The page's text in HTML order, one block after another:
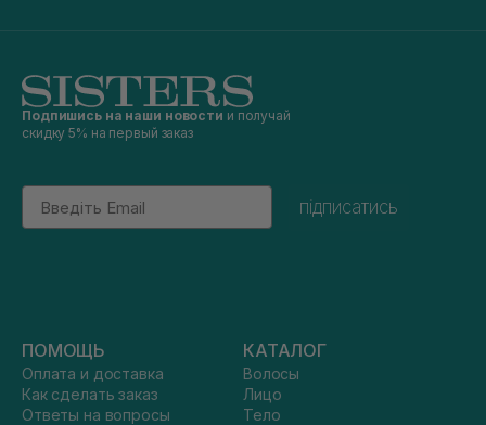
Подпишись на наши новости и получай
скидку 5% на первый заказ
Email
підписатись
ПОМОЩЬ
Оплата и доставка
Как сделать заказ
Ответы на вопросы
КАТАЛОГ
Волосы
Лицо
Тело